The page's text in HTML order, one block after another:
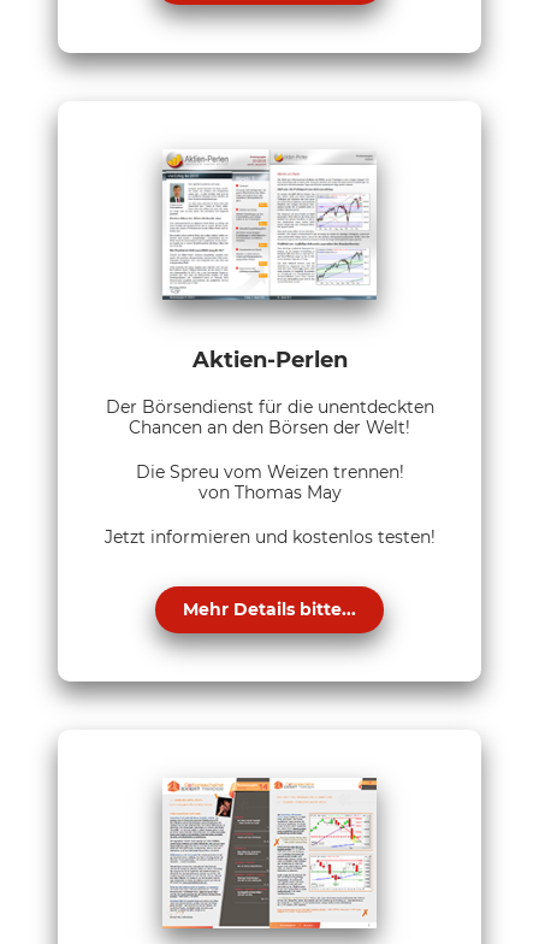
Aktien-Perlen
Der Börsendienst für die unentdeckten
Chancen an den Börsen der Welt!
Die Spreu vom Weizen trennen!
von Thomas May
Jetzt informieren und kostenlos testen!
Mehr Details bitte...